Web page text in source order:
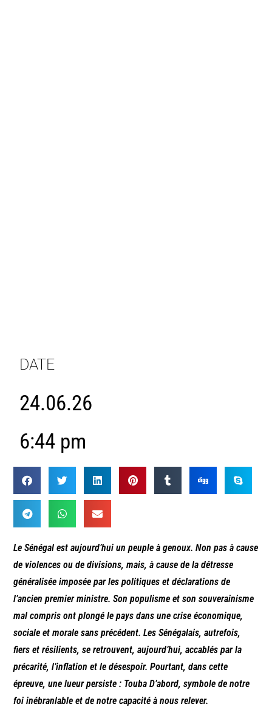
DATE
24.06.26
6:44 pm
Le Sénégal est aujourd’hui un peuple à genoux. Non pas à cause
de violences ou de divisions, mais, à cause de la détresse
généralisée imposée par les politiques et déclarations de
l’ancien premier ministre. Son populisme et son souverainisme
mal compris ont plongé le pays dans une crise économique,
sociale et morale sans précédent. Les Sénégalais, autrefois,
fiers et résilients, se retrouvent, aujourd’hui, accablés par la
précarité, l’inflation et le désespoir. Pourtant, dans cette
épreuve, une lueur persiste : Touba D’abord, symbole de notre
foi inébranlable et de notre capacité à nous relever.